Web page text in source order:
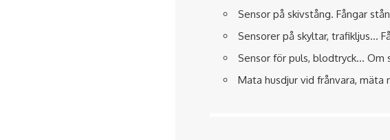
Sensor på skivstång. Fångar
Sensorer på skyltar, trafikljus…
Sensor för puls, blodtryck… Om
Mata husdjur vid frånvara,